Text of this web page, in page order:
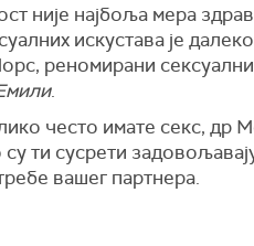
није најбоља мера
искустава је далеко
реномирани сексуални
.
често имате секс, др
ти сусрети
вашег партнера.